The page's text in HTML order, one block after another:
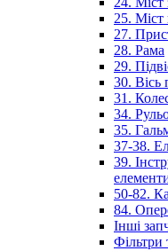
25.
27.
28. Рама
29.
30. Вісь
31.
34.
35.
37-38.
39.
50-82.
84.
Інші
Фільтри